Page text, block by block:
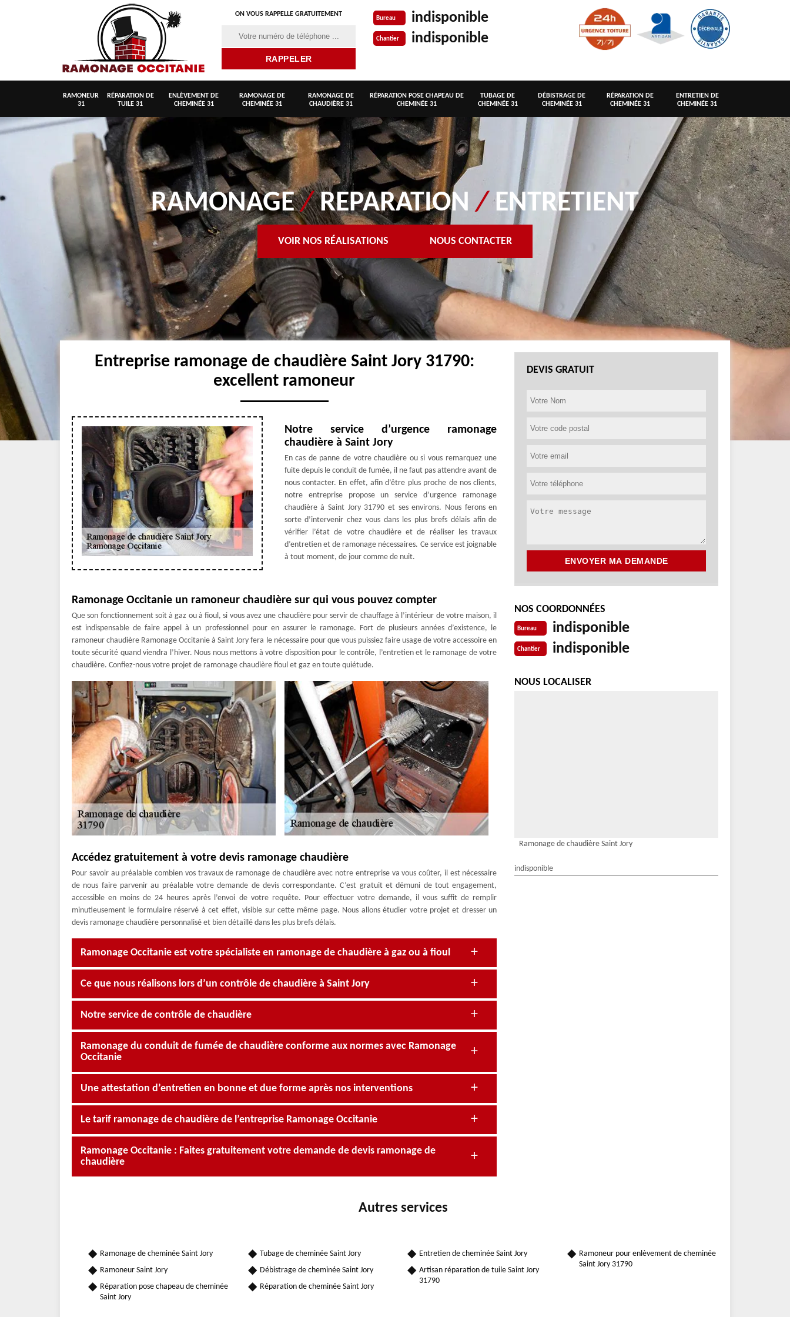
ON VOUS RAPPELLE GRATUITEMENT
Bureau indisponible
Chantier indisponible
RAMONEUR
31
RÉPARATION DE
TUILE 31
ENLÈVEMENT DE
CHEMINÉE 31
RAMONAGE DE
CHEMINÉE 31
RAMONAGE DE
CHAUDIÈRE 31
RÉPARATION POSE CHAPEAU DE
CHEMINÉE 31
TUBAGE DE
CHEMINÉE 31
DÉBISTRAGE DE
CHEMINÉE 31
RÉPARATION DE
CHEMINÉE 31
ENTRETIEN DE
CHEMINÉE 31
RAMONAGE/REPARATION/ENTRETIENT
VOIR NOS RÉALISATIONS NOUS CONTACTER
Entreprise ramonage de chaudière Saint Jory 31790:
excellent ramoneur
Notre service d’urgence ramonage
chaudière à Saint Jory
En cas de panne de votre chaudière ou si vous remarquez une
fuite depuis le conduit de fumée, il ne faut pas attendre avant de
nous contacter. En effet, afin d’être plus proche de nos clients,
notre entreprise propose un service d’urgence ramonage
chaudière à Saint Jory 31790 et ses environs. Nous ferons en
sorte d’intervenir chez vous dans les plus brefs délais afin de
vérifier l’état de votre chaudière et de réaliser les travaux
d’entretien et de ramonage nécessaires. Ce service est joignable
à tout moment, de jour comme de nuit.
Ramonage Occitanie un ramoneur chaudière sur qui vous pouvez compter
Que son fonctionnement soit à gaz ou à fioul, si vous avez une chaudière pour servir de chauffage à l’intérieur de votre maison, il
est indispensable de faire appel à un professionnel pour en assurer le ramonage. Fort de plusieurs années d’existence, le
ramoneur chaudière Ramonage Occitanie à Saint Jory fera le nécessaire pour que vous puissiez faire usage de votre accessoire en
toute sécurité quand viendra l’hiver. Nous nous mettons à votre disposition pour le contrôle, l’entretien et le ramonage de votre
chaudière. Confiez-nous votre projet de ramonage chaudière fioul et gaz en toute quiétude.
Accédez gratuitement à votre devis ramonage chaudière
Pour savoir au préalable combien vos travaux de ramonage de chaudière avec notre entreprise va vous coûter, il est nécessaire
de nous faire parvenir au préalable votre demande de devis correspondante. C’est gratuit et démuni de tout engagement,
accessible en moins de 24 heures après l’envoi de votre requête. Pour effectuer votre demande, il vous suffit de remplir
minutieusement le formulaire réservé à cet effet, visible sur cette même page. Nous allons étudier votre projet et dresser un
devis ramonage chaudière personnalisé et bien détaillé dans les plus brefs délais.
Ramonage Occitanie est votre spécialiste en ramonage de chaudière à gaz ou à fioul
Ce que nous réalisons lors d’un contrôle de chaudière à Saint Jory
Notre service de contrôle de chaudière
Ramonage du conduit de fumée de chaudière conforme aux normes avec Ramonage
Occitanie
Une attestation d’entretien en bonne et due forme après nos interventions
Le tarif ramonage de chaudière de l’entreprise Ramonage Occitanie
Ramonage Occitanie : Faites gratuitement votre demande de devis ramonage de
chaudière
DEVIS GRATUIT
NOS COORDONNÉES
Bureau indisponible
Chantier indisponible
NOUS LOCALISER
Ramonage de chaudière Saint Jory
indisponible
Autres services
Ramonage de cheminée Saint Jory
Ramoneur Saint Jory
Réparation pose chapeau de cheminée
Saint Jory
Tubage de cheminée Saint Jory
Débistrage de cheminée Saint Jory
Réparation de cheminée Saint Jory
Entretien de cheminée Saint Jory
Artisan réparation de tuile Saint Jory
31790
Ramoneur pour enlèvement de cheminée
Saint Jory 31790